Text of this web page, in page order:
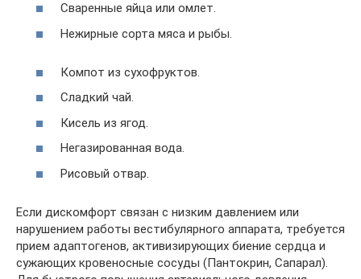
Сваренные яйца или омлет.
Нежирные сорта мяса и рыбы.
Компот из сухофруктов.
Сладкий чай.
Кисель из ягод.
Негазированная вода.
Рисовый отвар.
Если дискомфорт связан с низким давлением или
нарушением работы вестибулярного аппарата, требуется
прием адаптогенов, активизирующих биение сердца и
сужающих кровеносные сосуды (Пантокрин, Сапарал).